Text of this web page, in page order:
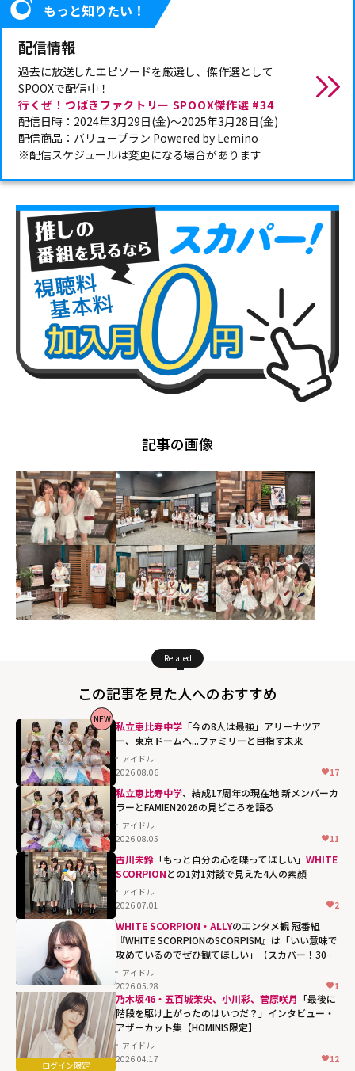
もっと知りたい！
配信情報
過去に放送したエピソードを厳選し、傑作選として
SPOOXで配信中！
行くぜ！つばきファクトリー SPOOX傑作選 #34
配信日時：2024年3月29日(金)～2025年3月28日(金)
配信商品：バリュープラン Powered by Lemino
※配信スケジュールは変更になる場合があります
記事の画像
Related
この記事を見た人へのおすすめ
私立恵比寿中学 「今の8人は最強」アリーナツア
ー、東京ドームへ...ファミリーと目指す未来
アイドル
2026.08.06
17
NEW
私立恵比寿中学、結成17周年の現在地 新メンバーカ
ラーとFAMIEN2026の見どころを語る
アイドル
2026.08.05
11
古川未鈴 「もっと自分の心を喋ってほしい」―― WHITE
SCORPIONとの1対1対談で見えた4人の素顔
アイドル
2026.07.01
2
WHITE SCORPION・ALLYのエンタメ観 冠番組
『WHITE SCORPIONのSCORPISM』は「いい意味で
攻めているのでぜひ観てほしい」【スカパー！30周
年】
アイドル
2026.05.28
1
乃木坂46・五百城茉央、小川彩、菅原咲月 「最後に
階段を駆け上がったのはいつだ？」インタビュー・
アザーカット集【HOMINIS限定】
アイドル
2026.04.17
12